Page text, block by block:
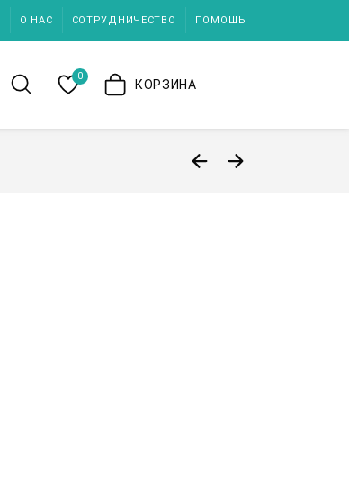
О НАС СОТРУДНИЧЕСТВО ПОМОЩЬ
0
КОРЗИНА